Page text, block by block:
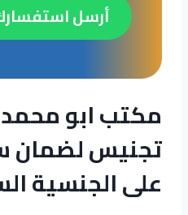
أرسل
مكتب ابو
تجنيس لضمان
على الجنسية